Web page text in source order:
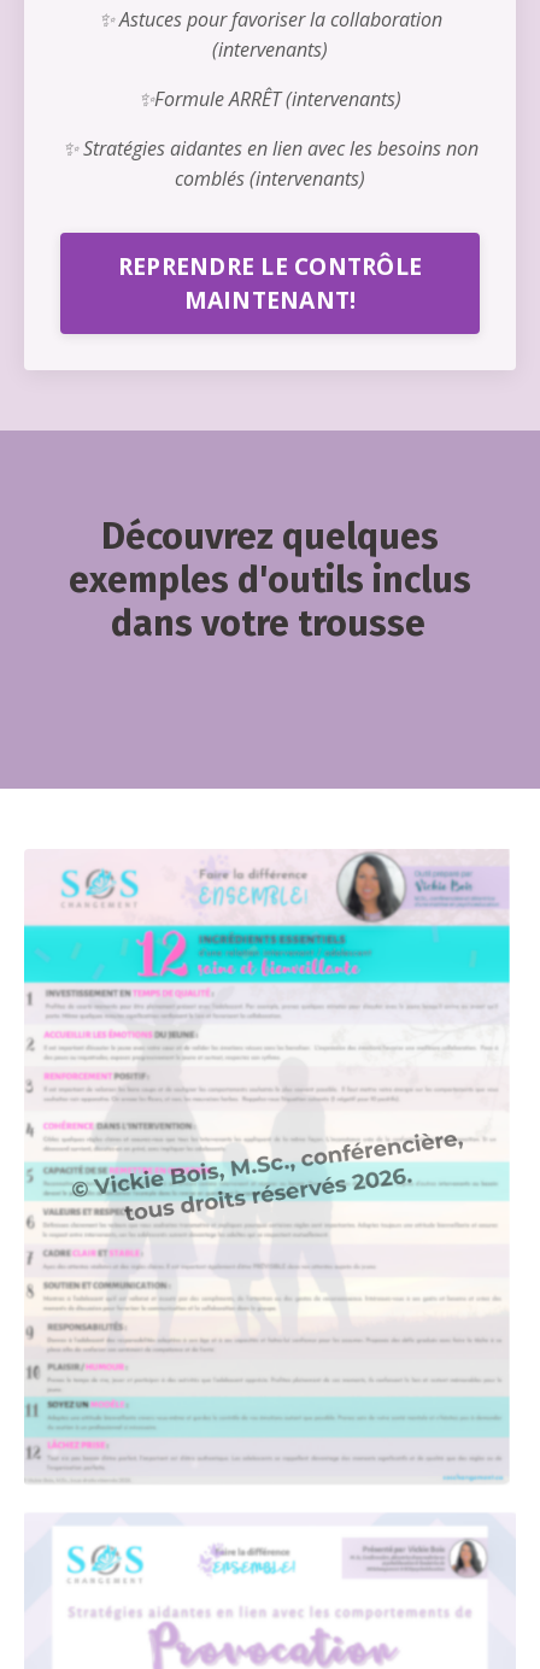
✨ Astuces pour favoriser la collaboration
(intervenants)
✨Formule ARRÊT (intervenants)
✨ Stratégies aidantes en lien avec les besoins non
comblés (intervenants)
REPRENDRE LE CONTRÔLE
MAINTENANT!
Découvrez quelques
exemples d'outils inclus
dans votre trousse